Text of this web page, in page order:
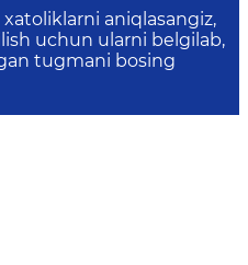
aniqlasangiz,
uchun ularni belgilab,
tugmani bosing